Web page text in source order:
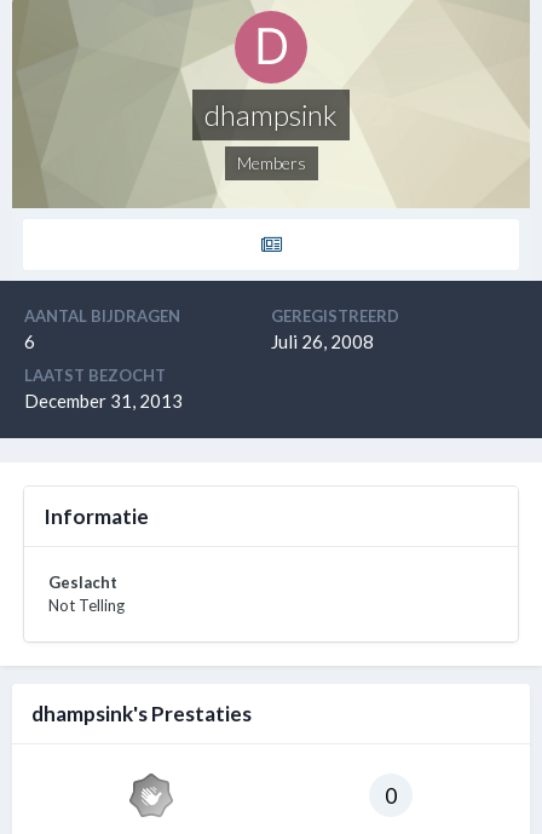
dhampsink
Members
AANTAL BIJDRAGEN
6
GEREGISTREERD
Juli 26, 2008
LAATST BEZOCHT
December 31, 2013
Informatie
Geslacht
Not Telling
dhampsink's Prestaties
0